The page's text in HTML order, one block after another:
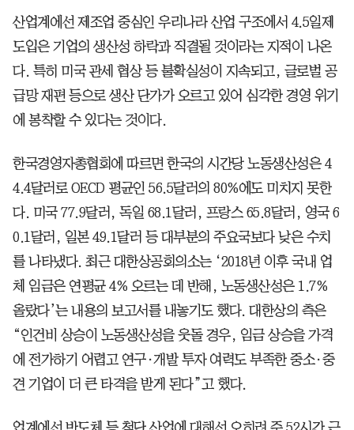
산업계에선 제조업 중심인 우리나라 산업 구조에서 4.5일제
도입은 기업의 생산성 하락과 직결될 것이라는 지적이 나온
다. 특히 미국 관세 협상 등 불확실성이 지속되고, 글로벌 공
급망 재편 등으로 생산 단가가 오르고 있어 심각한 경영 위기
에 봉착할 수 있다는 것이다.
한국경영자총협회에 따르면 한국의 시간당 노동생산성은 4
4.4달러로 OECD 평균인 56.5달러의 80%에도 미치지 못한
다. 미국 77.9달러, 독일 68.1달러, 프랑스 65.8달러, 영국 6
0.1달러, 일본 49.1달러 등 대부분의 주요국보다 낮은 수치
를 나타냈다. 최근 대한상공회의소는 ‘2018년 이후 국내 업
체 임금은 연평균 4% 오르는 데 반해, 노동생산성은 1.7%
올랐다’는 내용의 보고서를 내놓기도 했다. 대한상의 측은
“인건비 상승이 노동생산성을 웃돌 경우, 임금 상승을 가격
에 전가하기 어렵고 연구·개발 투자 여력도 부족한 중소·중
견 기업이 더 큰 타격을 받게 된다”고 했다.